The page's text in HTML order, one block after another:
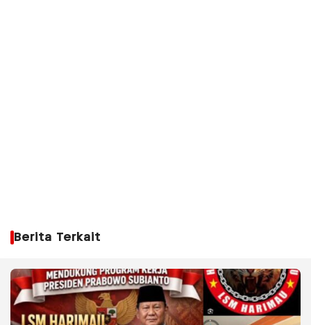
Berita Terkait